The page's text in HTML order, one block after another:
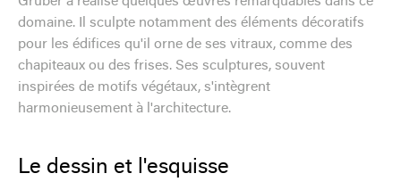
domaine. Il sculpte notamment des éléments décoratifs
pour les édifices qu'il orne de ses vitraux, comme des
chapiteaux ou des frises. Ses sculptures, souvent
inspirées de motifs végétaux, s'intègrent
harmonieusement à l'architecture.
Le dessin et l'esquisse